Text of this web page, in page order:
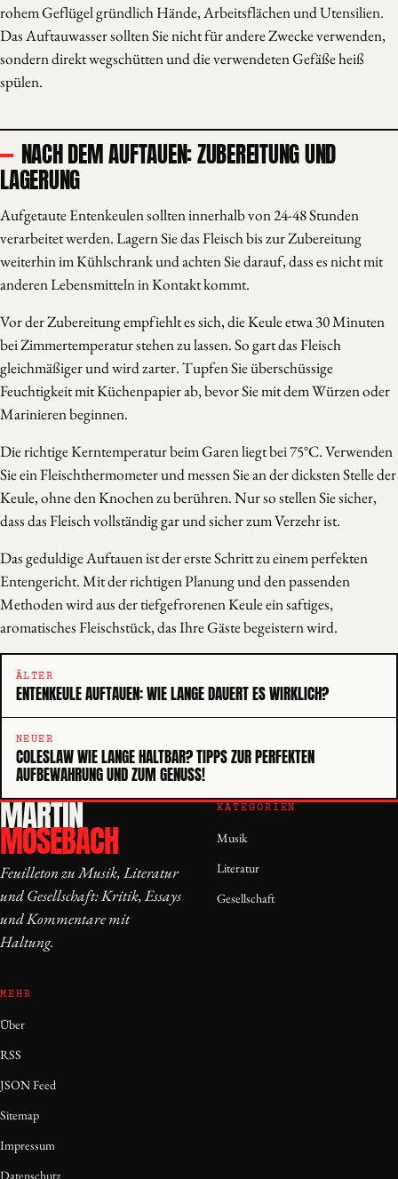
rohem Geflügel gründlich Hände, Arbeitsflächen und Utensilien.
Das Auftauwasser sollten Sie nicht für andere Zwecke verwenden,
sondern direkt wegschütten und die verwendeten Gefäße heiß
spülen.
NACH DEM AUFTAUEN: ZUBEREITUNG UND
LAGERUNG
Aufgetaute Entenkeulen sollten innerhalb von 24-48 Stunden
verarbeitet werden. Lagern Sie das Fleisch bis zur Zubereitung
weiterhin im Kühlschrank und achten Sie darauf, dass es nicht mit
anderen Lebensmitteln in Kontakt kommt.
Vor der Zubereitung empfiehlt es sich, die Keule etwa 30 Minuten
bei Zimmertemperatur stehen zu lassen. So gart das Fleisch
gleichmäßiger und wird zarter. Tupfen Sie überschüssige
Feuchtigkeit mit Küchenpapier ab, bevor Sie mit dem Würzen oder
Marinieren beginnen.
Die richtige Kerntemperatur beim Garen liegt bei 75°C. Verwenden
Sie ein Fleischthermometer und messen Sie an der dicksten Stelle der
Keule, ohne den Knochen zu berühren. Nur so stellen Sie sicher,
dass das Fleisch vollständig gar und sicher zum Verzehr ist.
Das geduldige Auftauen ist der erste Schritt zu einem perfekten
Entengericht. Mit der richtigen Planung und den passenden
Methoden wird aus der tiefgefrorenen Keule ein saftiges,
aromatisches Fleischstück, das Ihre Gäste begeistern wird.
ÄLTER
ENTENKEULE AUFTAUEN: WIE LANGE DAUERT ES WIRKLICH?
NEUER
COLESLAW WIE LANGE HALTBAR? TIPPS ZUR PERFEKTEN
AUFBEWAHRUNG UND ZUM GENUSS!
MARTIN
MOSEBACH
Feuilleton zu Musik, Literatur
und Gesellschaft: Kritik, Essays
und Kommentare mit
Haltung.
KATEGORIEN
Musik
Literatur
Gesellschaft
MEHR
Über
RSS
JSON Feed
Sitemap
Impressum
Datenschutz